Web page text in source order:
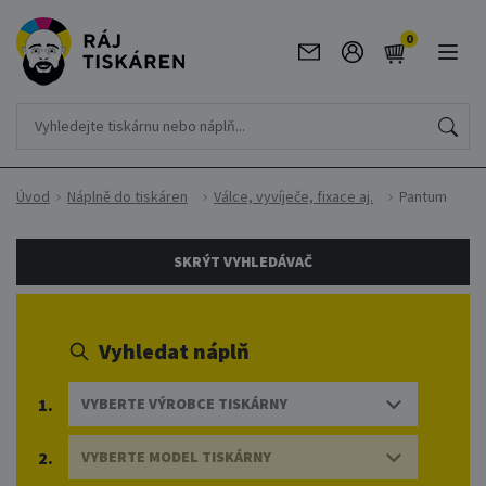
0
Úvod Náplně do tiskáren Válce, vyvíječe, fixace aj. Pantum
SKRÝT VYHLEDÁVAČ
Vyhledat náplň
VYBERTE VÝROBCE TISKÁRNY
1.
VYBERTE MODEL TISKÁRNY
2.